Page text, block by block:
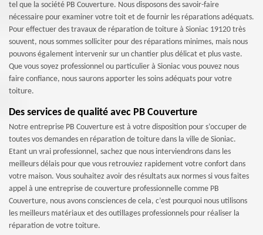
tel que la société PB Couverture. Nous disposons des savoir-faire
nécessaire pour examiner votre toit et de fournir les réparations adéquats.
Pour effectuer des travaux de réparation de toiture à Sioniac 19120 très
souvent, nous sommes solliciter pour des réparations minimes, mais nous
pouvons également intervenir sur un chantier plus délicat et plus vaste.
Que vous soyez professionnel ou particulier à Sioniac vous pouvez nous
faire confiance, nous saurons apporter les soins adéquats pour votre
toiture.
Des services de qualité avec PB Couverture
Notre entreprise PB Couverture est à votre disposition pour s’occuper de
toutes vos demandes en réparation de toiture dans la ville de Sioniac.
Etant un vrai professionnel, sachez que nous interviendrons dans les
meilleurs délais pour que vous retrouviez rapidement votre confort dans
votre maison. Vous souhaitez avoir des résultats aux normes si vous faites
appel à une entreprise de couverture professionnelle comme PB
Couverture, nous avons consciences de cela, c’est pourquoi nous utilisons
les meilleurs matériaux et des outillages professionnels pour réaliser la
réparation de votre toiture.